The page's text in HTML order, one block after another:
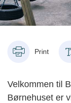
Print
Velkommen til
Børnehuset er